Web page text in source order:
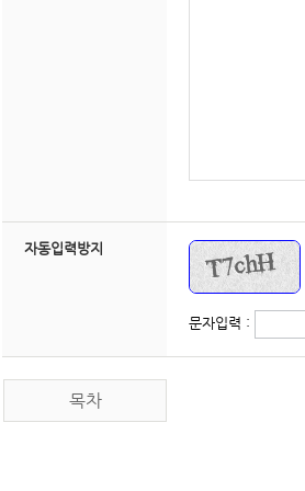
자동입력방지
문자입력:
목차